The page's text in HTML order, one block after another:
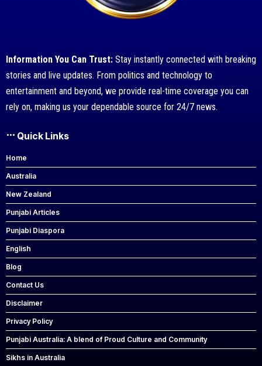
Information You Can Trust: Stay instantly connected with breaking
stories and live updates. From politics and technology to
entertainment and beyond, we provide real-time coverage you can
rely on, making us your dependable source for 24/7 news.
Quick Links
Home
Australia
New Zealand
Punjabi Articles
Punjabi Diaspora
English
Blog
Contact Us
Disclaimer
Privacy Policy
Punjabi Australia: A blend of Proud Culture and Community
Sikhs in Australia